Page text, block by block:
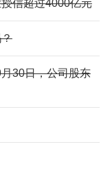
信超过4000亿元
30日，公司股东